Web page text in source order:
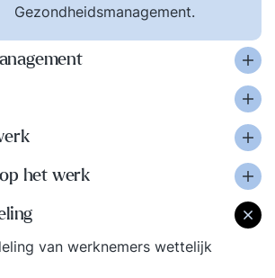
Gezondheidsmanagement.
het werk
van werknemers wettelijk